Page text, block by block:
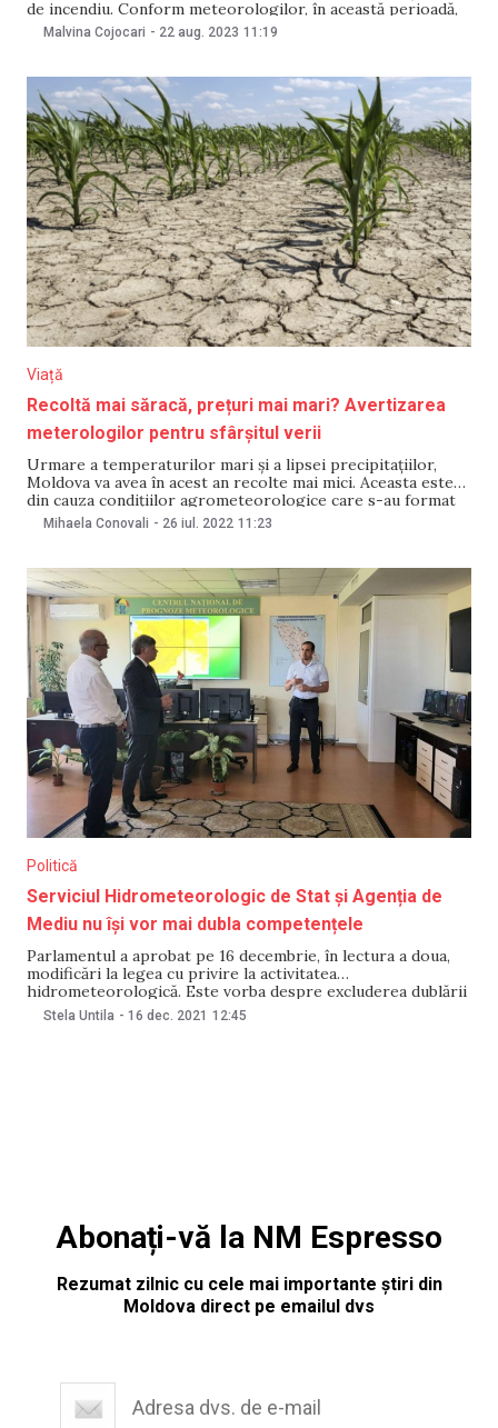
de incendiu. Conform meteorologilor, în această perioadă,
pe întreg teritoriul ţării se va menține pericol excepțional
de incendiu (clasa V) cu caracter natural și amenințare de
Malvina Cojocari - 22 aug. 2023 11:19
Viață
Recoltă mai săracă, prețuri mai mari? Avertizarea
meterologilor pentru sfârșitul verii
Urmare a temperaturilor mari și a lipsei precipitațiilor,
Moldova va avea în acest an recolte mai mici. Aceasta este
din cauza condițiilor agrometeorologice care s-au format
în perioada critică a dezvoltării culturilor prășitoare (iunie-
Mihaela Conovali - 26 iul. 2022 11:23
Politică
Serviciul Hidrometeorologic de Stat și Agenția de
Mediu nu își vor mai dubla competențele
Parlamentul a aprobat pe 16 decembrie, în lectura a doua,
modificări la legea cu privire la activitatea
hidrometeorologică. Este vorba despre excluderea dublării
competențelor Serviciului Hidrometeorologic de Stat și ale
Stela Untila - 16 dec. 2021 12:45
Abonați-vă la NM Espresso
Rezumat zilnic cu cele mai importante știri din
Moldova direct pe emailul dvs